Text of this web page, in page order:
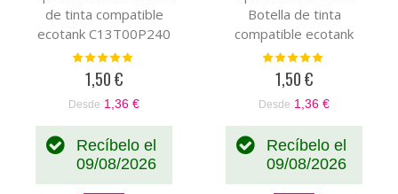
de tinta compatible
ecotank C13T00P240
Valoración:
1,50 €
Desde 1,36 €
Recíbelo el
09/08/2026
Botella de tinta
compatible ecotank
C13T00P440
Valoración:
1,50 €
Desde 1,36 €
Recíbelo el
09/08/2026